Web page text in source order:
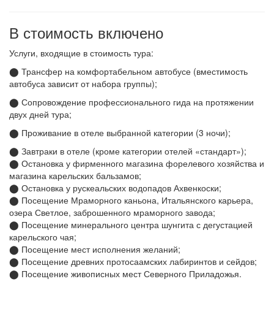
В стоимость включено
Услуги, входящие в стоимость тура:
⬤ Трансфер на комфортабельном автобусе (вместимость
автобуса зависит от набора группы);
⬤ Сопровождение профессионального гида на протяжении
двух дней тура;
⬤ Проживание в отеле выбранной категории (3 ночи);
⬤ Завтраки в отеле (кроме категории отелей «стандарт»);
⬤ Остановка у фирменного магазина форелевого хозяйства и
магазина карельских бальзамов;
⬤ Остановка у рускеальских водопадов Ахвенкоски;
⬤ Посещение Мраморного каньона, Итальянского карьера,
озера Светлое, заброшенного мраморного завода;
⬤ Посещение минерального центра шунгита с дегустацией
карельского чая;
⬤ Посещение мест исполнения желаний;
⬤ Посещение древних протосаамских лабиринтов и сейдов;
⬤ Посещение живописных мест Северного Приладожья.